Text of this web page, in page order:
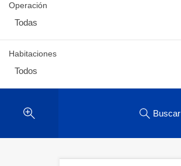
Operación
Todas
Habitaciones
Todos
Buscar